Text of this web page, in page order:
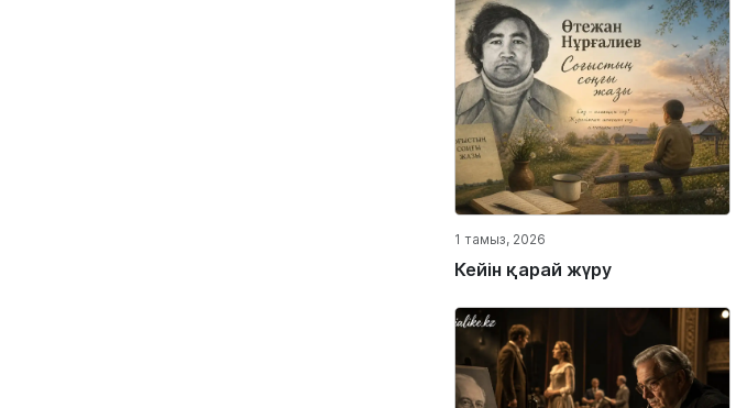
1 тамыз, 2026
Кейін қарай жүру